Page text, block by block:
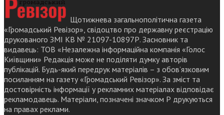
Щотижнева загальнополітична газета
«Громадський Ревізор», свідоцтво про державну реєстрацію
друкованого ЗМІ КВ № 21097-10897Р. Засновник та
видавець: ТОВ «Незалежна інформаційна компанія «Голос
Київщини» Редакція може не поділяти думку авторів
публікацій. Будь-який передрук матеріалів – з обов’язковим
посиланням на газету «Громадський Ревізор». За зміст та
достовірність інформації у рекламних матеріалах відповідає
рекламодавець. Матеріали, позначені значком Р друкуються
на правах реклами.